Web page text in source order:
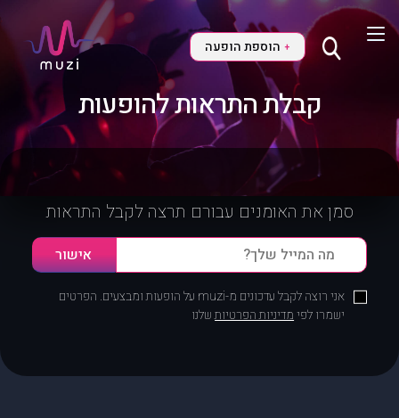
+ הוספת הופעה
קבלת התראות להופעות
סמן את האומנים עבורם תרצה לקבל התראות
אני רוצה לקבל עדכונים מ-muzi על הופעות ומבצעים. הפרטים
ישמרו לפימדיניות הפרטיותשלנו